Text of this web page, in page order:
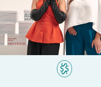
от косметологов